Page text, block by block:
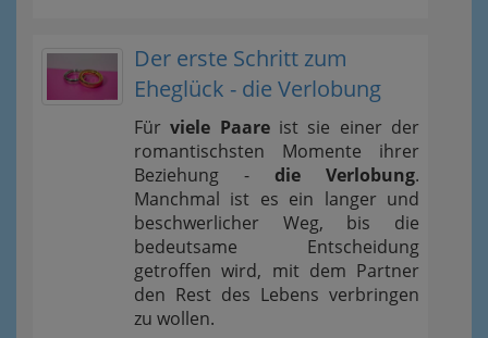
Der erste Schritt zum
Eheglück - die Verlobung
Fürviele Paareist sie einer der
romantischsten Momente ihrer
Beziehung - die Verlobung.
Manchmal ist es ein langer und
beschwerlicher Weg, bis die
bedeutsame Entscheidung
getroffen wird, mit dem Partner
den Rest des Lebens verbringen
zu wollen.